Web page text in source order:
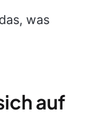
was
auf